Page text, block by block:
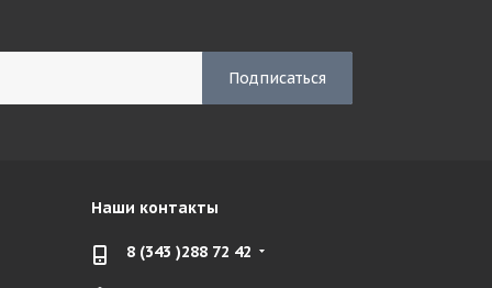
Наши контакты
8 (343 )288 72 42